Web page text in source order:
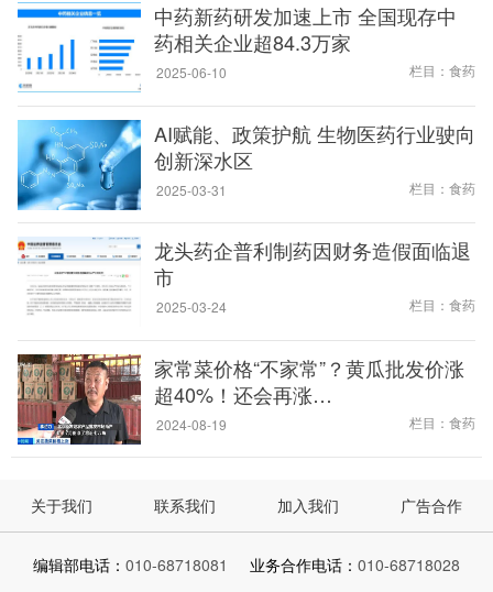
中药新药研发加速上市 全国现存中
药相关企业超84.3万家
2025-06-10 栏目：食药
AI赋能、政策护航 生物医药行业驶向
创新深水区
2025-03-31 栏目：食药
龙头药企普利制药因财务造假面临退
市
2025-03-24 栏目：食药
家常菜价格“不家常”？黄瓜批发价涨
超40%！还会再涨…
2024-08-19 栏目：食药
关于我们 联系我们 加入我们 广告合作
编辑部电话： 010-68718081 业务合作电话： 010-68718028